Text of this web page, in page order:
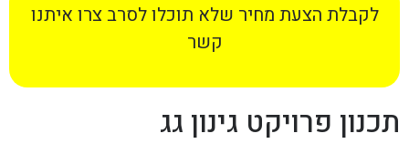
לקבלת הצעת מחיר שלא תוכלו לסרב צרו איתנו
קשר
תכנון פרויקט גינון גג